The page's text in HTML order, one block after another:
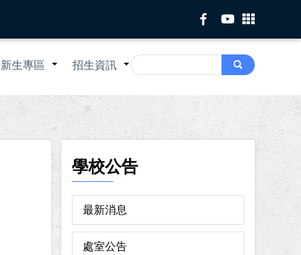
Search
Search
+
新生專區 +
招生資訊
學校公告
最新消息
處室公告